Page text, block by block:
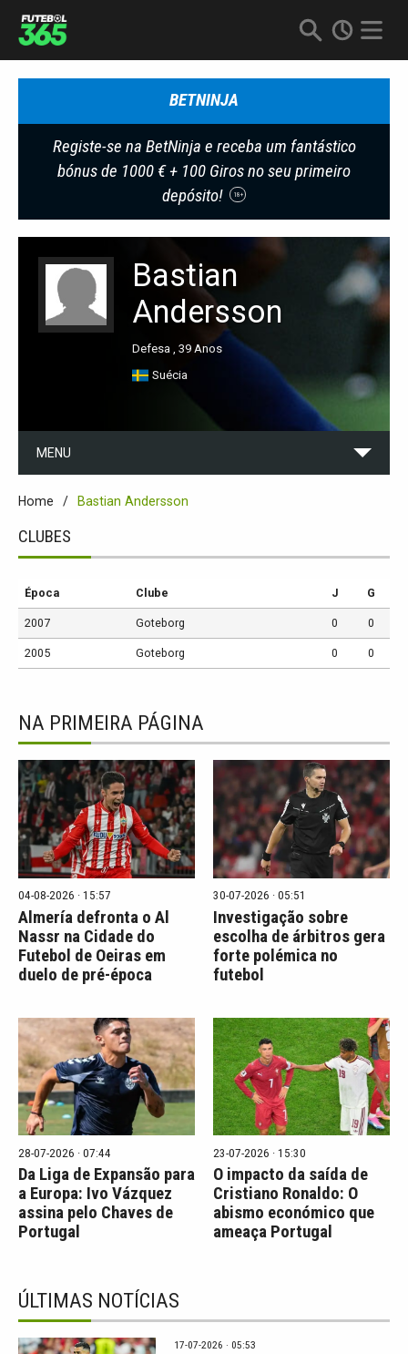
BETNINJA
Registe-se na BetNinja e receba um fantástico
bónus de 1000 € + 100 Giros no seu primeiro
depósito!
18+
Bastian
Andersson
Defesa , 39 Anos
Suécia
MENU
Home Bastian Andersson
CLUBES
Época Clube J G
2007 Goteborg 0 0
2005 Goteborg 0 0
NA PRIMEIRA PÁGINA
04-08-2026 · 15:57
Almería defronta o Al
Nassr na Cidade do
Futebol de Oeiras em
duelo de pré-época
30-07-2026 · 05:51
Investigação sobre
escolha de árbitros gera
forte polémica no
futebol
28-07-2026 · 07:44
Da Liga de Expansão para
a Europa: Ivo Vázquez
assina pelo Chaves de
Portugal
23-07-2026 · 15:30
O impacto da saída de
Cristiano Ronaldo: O
abismo económico que
ameaça Portugal
ÚLTIMAS NOTÍCIAS
17-07-2026 · 05:53